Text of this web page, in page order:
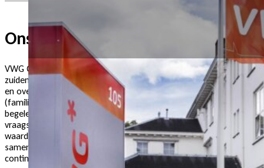
Ons verhaal
VWG Corporate Finance heeft een sterke positie in het
zuiden / oosten van Nederland op het gebied van fusies
en overnames van zowel grote, midden als kleine
(familie)bedrijven. Met een ervaren team van adviseurs
begeleiden wij jaarlijks vele ondernemers bij
vraagstukken op het gebied van fusies, overnames,
waardebepalingen en financieringen. In nauwe
samenwerking met onze opdrachtgever richten we ons
continu op het realiseren van de perfecte deal.